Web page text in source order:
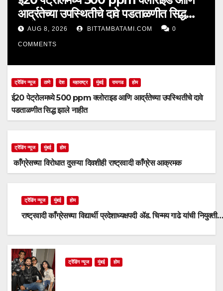
आर्द्रतेच्या उपस्थितीचे दावे पडताळणीत सिद्ध
झाले नाहीत
AUG 8, 2026 BITTAMBATAMI.COM 0
COMMENTS
ट्रेंडिंग न्यूज ठाणे देश महाराष्ट्र मुंबई रायगड होम
ई20 पेट्रोलमध्ये 500 ppm क्लोराइड आणि आर्द्रतेच्या उपस्थितीचे दावे
पडताळणीत सिद्ध झाले नाहीत
ट्रेंडिंग न्यूज मुंबई होम
काँग्रेसच्या विरोधात दुसऱ्या दिवशीही राष्ट्रवादी काँग्रेस आक्रमक
ट्रेंडिंग न्यूज मुंबई होम
राष्ट्रवादी काँग्रेसच्या विद्यार्थी प्रदेशाध्यक्षपदी ॲड. चिन्मय गाढे यांची नियुक्ती…
ट्रेंडिंग न्यूज मुंबई होम